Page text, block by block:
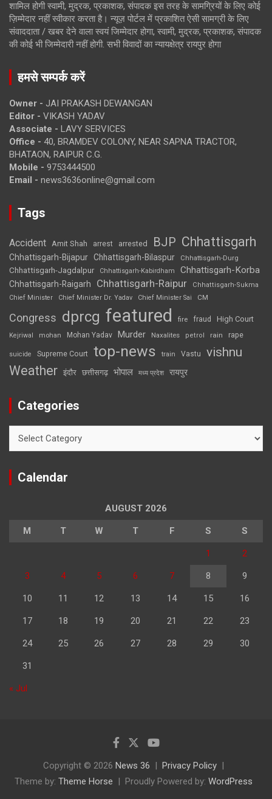
शामिल होगी स्वामी, मुद्रक, प्रकाशक, संपादक इस तरह के सामग्रियों के लिए कोई
ज़िम्मेदार नहीं स्वीकार करता है। न्यूज़ पोर्टल में प्रकाशित ऐसी सामग्री के लिए
संवाददाता / खबर देने वाला स्वयं जिम्मेदार होगा, स्वामी, मुद्रक, प्रकाशक, संपादक
की कोई भी जिम्मेदारी नहीं होगी. सभी विवादों का न्यायक्षेत्र रायपुर होगा
हमसे सम्पर्क करें
Owner - JAI PRAKASH DEWANGAN
Editor - VIKASH YADAV
Associate - LAVY SERVICES
Office - 40, BRAMDEV COLONY, NEAR SAPNA TRACTOR,
BHATAON, RAIPUR C.G.
Mobile - 9753444500
Email - news3636online@gmail.com
Tags
Accident Amit Shah arrest arrested BJP Chhattisgarh
Chhattisgarh-Bijapur Chhattisgarh-Bilaspur Chhattisgarh-Durg
Chhattisgarh-Jagdalpur Chhattisgarh-Kabirdham Chhattisgarh-Korba
Chhattisgarh-Raigarh Chhattisgarh-Raipur
Chhattisgarh-Sukma
Chief Minister
Chief Minister Dr. Yadav Chief Minister Sai CM
Congress dprcg featured fire fraud High Court
Kejriwal mohan Mohan Yadav Murder Naxalites petrol rain rape
suicide Supreme Court top-news train Vastu vishnu
Weather इंदौर छत्तीसगढ़ भोपाल मध्य प्रदेश रायपुर
Categories
Calendar
AUGUST 2026
M T W T F S S
1 2
3 4 5 6 7 8 9
10 11 12 13 14 15 16
17 18 19 20 21 22 23
24 25 26 27 28 29 30
31
« Jul
Copyright © 2026 News 36
Privacy Policy
Theme by: Theme Horse Proudly Powered by: WordPress